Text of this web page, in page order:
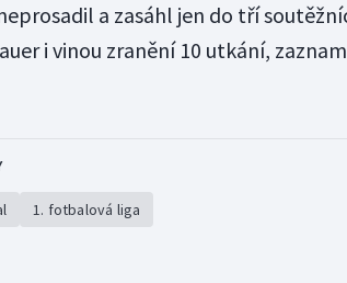
a zasáhl jen do tří
i vinou zranění 10 utkání,
1. fotbalová liga